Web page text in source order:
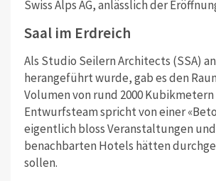
Swiss Alps AG, anlässlich der
Saal im Erdreich
Als Studio Seilern Architects (SSA)
herangeführt wurde, gab es den
Volumen von rund 2000 Kubikmetern
Entwurfsteam spricht von einer
eigentlich bloss Veranstaltungen
benachbarten Hotels hätten
sollen.